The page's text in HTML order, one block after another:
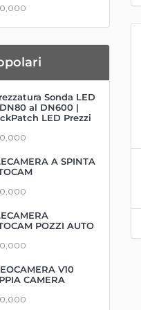
Sonda LED
al DN600 |
LED Prezzi
A SPINTA
POZZI AUTO
V10
CAMERA